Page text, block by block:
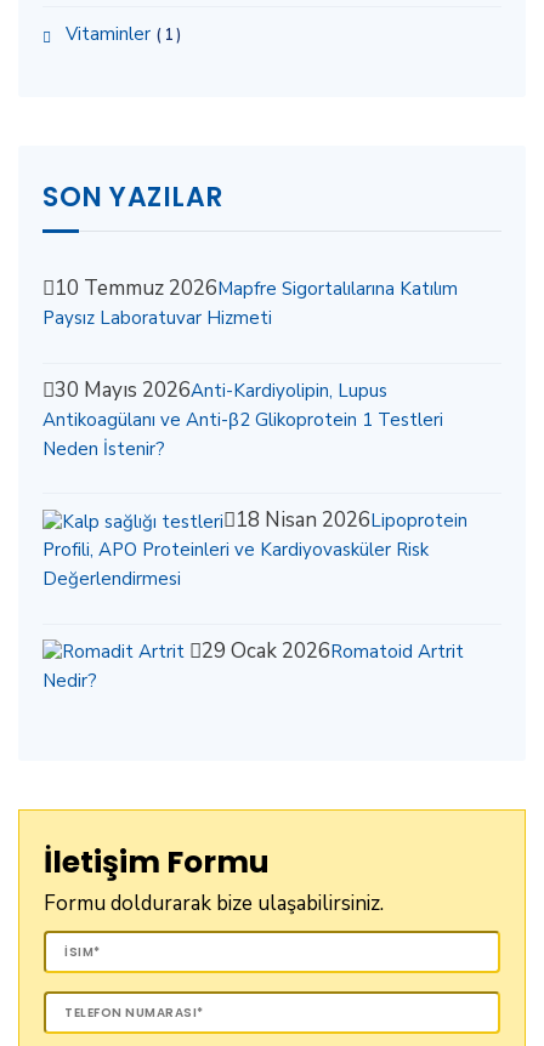
Vitaminler (1)
SON YAZILAR
10 Temmuz 2026Mapfre Sigortalılarına Katılım
Paysız Laboratuvar Hizmeti
30 Mayıs 2026Anti-Kardiyolipin, Lupus
Antikoagülanı ve Anti-β2 Glikoprotein 1 Testleri
Neden İstenir?
18 Nisan 2026Lipoprotein
Profili, APO Proteinleri ve Kardiyovasküler Risk
Değerlendirmesi
29 Ocak 2026Romatoid Artrit
Nedir?
İletişim Formu
Formu doldurarak bize ulaşabilirsiniz.